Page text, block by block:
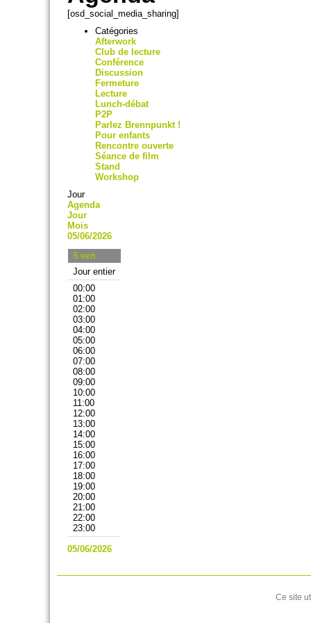
[osd_social_media_sharing]
Catégories
Afterwork
Club de lecture
Conférence
Discussion
Fermeture
Lecture
Lunch-débat
P2P
Parlez Brennpunkt !
Pour enfants
Rencontre ouverte
Séance de film
Stand
Workshop
Jour
Agenda
Jour
Mois
05/06/2026
5 ven
Jour entier
00:00
01:00
02:00
03:00
04:00
05:00
06:00
07:00
08:00
09:00
10:00
11:00
12:00
13:00
14:00
15:00
16:00
17:00
18:00
19:00
20:00
21:00
22:00
23:00
05/06/2026
Ce site